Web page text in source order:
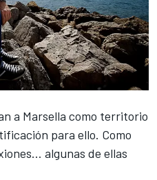
a Marsella como territorio
para ello. Como
algunas de ellas